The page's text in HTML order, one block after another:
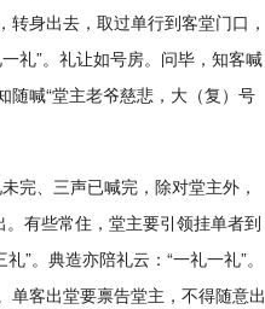
身出去，取过单行到客堂门口，
礼”。礼让如号房。问毕，知客喊
随喊“堂主老爷慈悲，大（复）号
完、三声已喊完，除对堂主外，
有些常住，堂主要引领挂单者到
”。典造亦陪礼云：“一礼一礼”。
单客出堂要禀告堂主，不得随意出